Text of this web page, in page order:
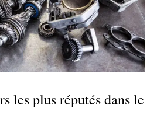
les plus réputés dans le